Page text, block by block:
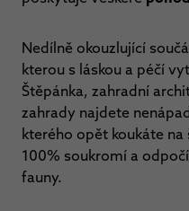
Nedílně okouzlující
kterou s láskou a péčí
Štěpánka, zahradní
zahrady najdete
kterého opět koukáte
100% soukromí a
fauny.